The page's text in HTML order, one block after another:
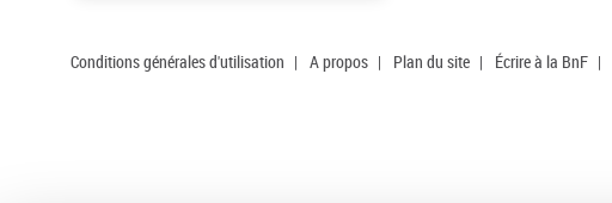
Conditions générales d'utilisation | A propos | Plan du site | Écrire à la BnF |